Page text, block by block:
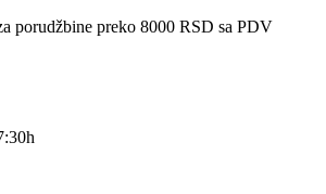
porudžbine preko 8000 RSD sa PDV